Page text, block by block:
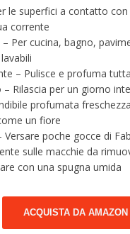
le superfici a contatto con
corrente
Per cucina, bagno,
– Pulisce e profuma
Rilascia per un giorno
profumata
un fiore
Versare poche gocce di
sulle macchie da
con una spugna umida
ACQUISTA DA AMAZON